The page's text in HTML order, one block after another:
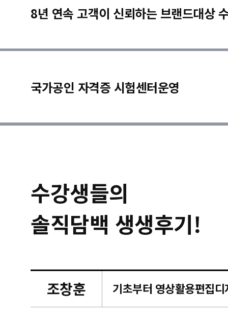
8년 연속 고객이 신뢰하는 브랜드대상
국가공인 자격증 시험센터운영
수강생들의
솔직담백 생생후기!
조창훈